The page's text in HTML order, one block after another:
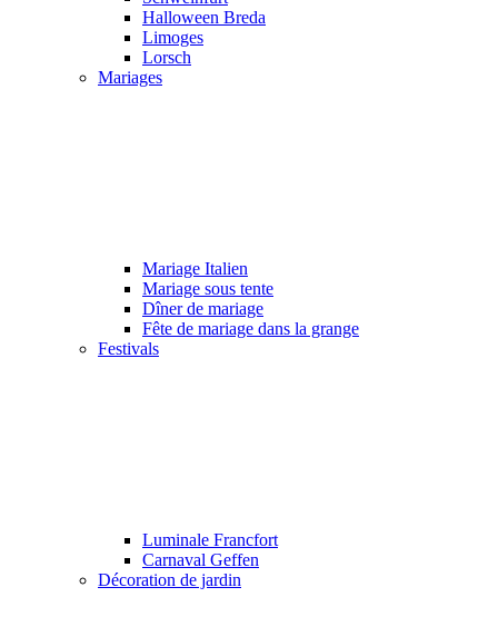
Halloween Breda
Limoges
Lorsch
Mariages
Mariage Italien
Mariage sous tente
Dîner de mariage
Fête de mariage dans la grange
Festivals
Luminale Francfort
Carnaval Geffen
Décoration de jardin